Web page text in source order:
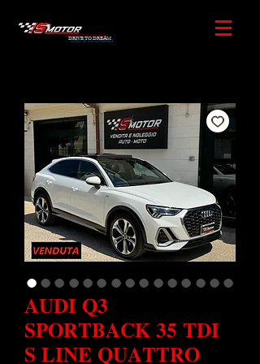
DRIVE TO DREAM
𝐀𝐔𝐃𝐈 𝐐𝟑
𝐒𝐏𝐎𝐑𝐓𝐁𝐀𝐂𝐊 𝟑𝟓 𝐓𝐃𝐈
𝐒 𝐋𝐈𝐍𝐄 𝐐𝐔𝐀𝐓𝐓𝐑𝐎